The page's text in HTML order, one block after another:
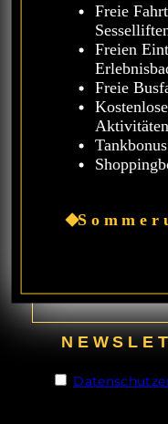
15.06.26 –
Das perfekte
Sommersaison
20.09.2026 in
Freie
Freien
Freie
Tankbonus